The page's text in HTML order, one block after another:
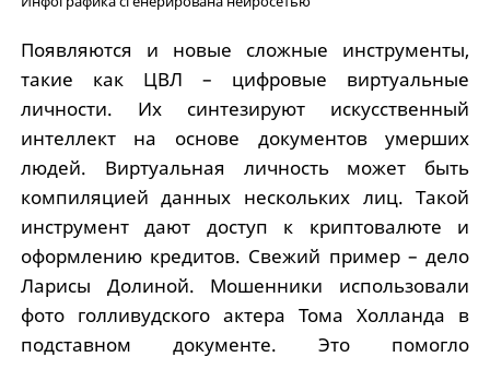
Появляются и новые сложные инструменты,
такие как ЦВЛ – цифровые виртуальные
личности. Их синтезируют искусственный
интеллект на основе документов умерших
людей. Виртуальная личность может быть
компиляцией данных нескольких лиц. Такой
инструмент дают доступ к криптовалюте и
оформлению кредитов. Свежий пример – дело
Ларисы Долиной. Мошенники использовали
фото голливудского актера Тома Холланда в
подставном документе. Это помогло